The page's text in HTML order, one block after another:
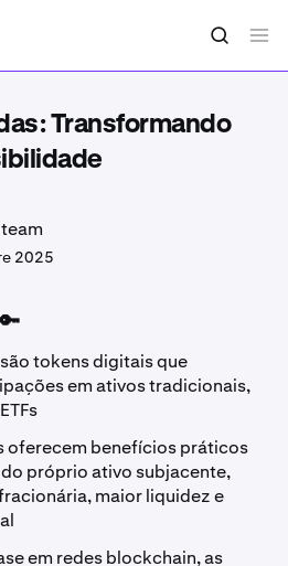
Transformando
2025
tokens digitais que
em ativos tradicionais,
oferecem benefícios práticos
próprio ativo subjacente,
maior liquidez e
em redes blockchain, as